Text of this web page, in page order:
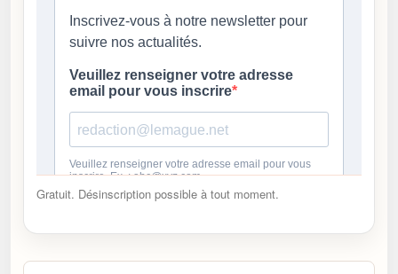
Gratuit. Désinscription possible à tout moment.